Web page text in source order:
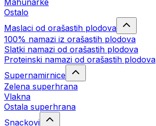
Mahunarke
Ostalo
Maslaci od orašastih plodova
100% namazi iz orašastih plodova
Slatki namazi od orašastih plodova
Proteinski namazi od orašastih plodova
Supernamirnice
Zelena superhrana
Vlakna
Ostala superhrana
Snackovi